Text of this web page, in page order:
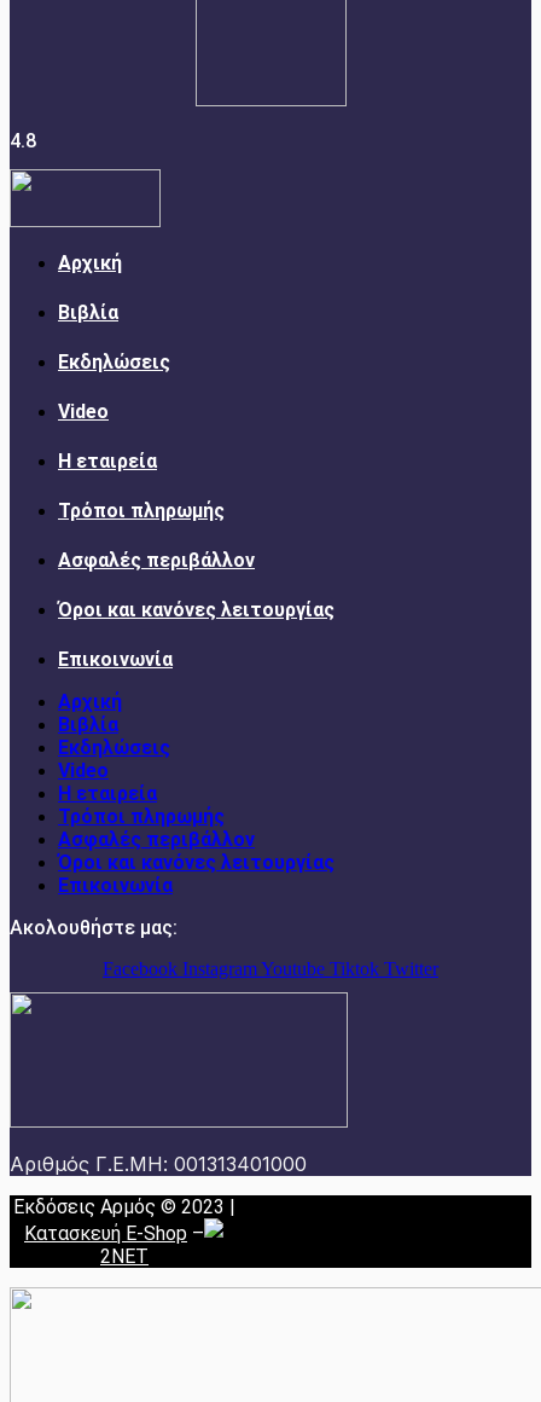
4.8
Αρχική
Βιβλία
Εκδηλώσεις
Video
Η εταιρεία
Τρόποι πληρωμής
Ασφαλές περιβάλλον
Όροι και κανόνες λειτουργίας
Επικοινωνία
Αρχική
Βιβλία
Εκδηλώσεις
Video
Η εταιρεία
Τρόποι πληρωμής
Ασφαλές περιβάλλον
Όροι και κανόνες λειτουργίας
Επικοινωνία
Ακολουθήστε μας:
Facebook InstagramYoutube Tiktok Twitter
Αριθμός Γ.Ε.ΜΗ: 001313401000
Εκδόσεις Αρμός © 2023 |
Κατασκευή E-Shop –
2NET